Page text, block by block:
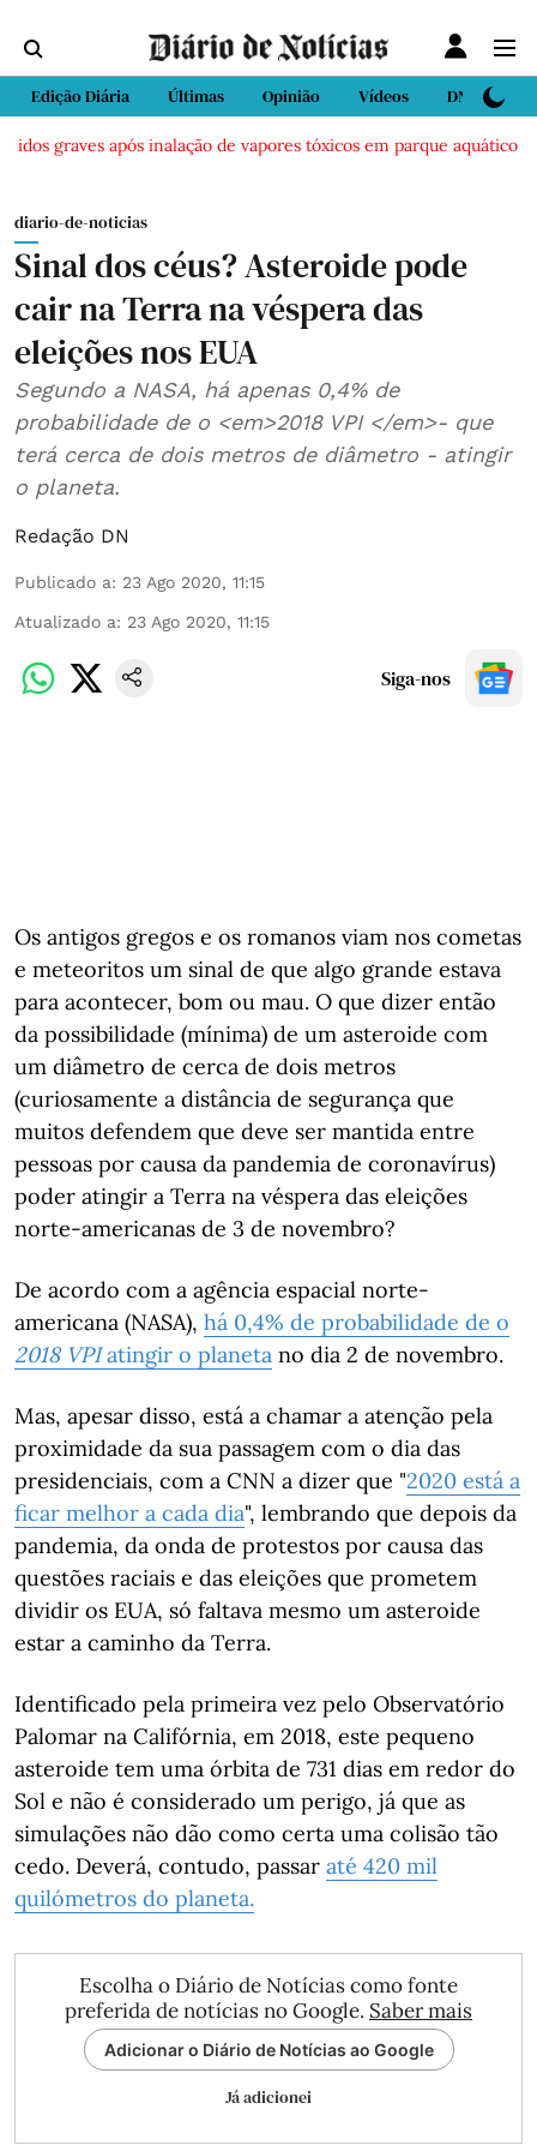
Edição Diária Últimas Opinião Vídeos DN Sport
graves após inalação de vapores tóxicos em parque aquático
diario-de-noticias
Sinal dos céus? Asteroide pode
cair na Terra na véspera das
eleições nos EUA
Segundo a NASA, há apenas 0,4% de
probabilidade de o <em>2018 VPI </em>- que
terá cerca de dois metros de diâmetro - atingir
o planeta.
Redação DN
Publicado a: 23 Ago 2020, 11:15
Atualizado a: 23 Ago 2020, 11:15
Siga-nos
Os antigos gregos e os romanos viam nos cometas
e meteoritos um sinal de que algo grande estava
para acontecer, bom ou mau. O que dizer então
da possibilidade (mínima) de um asteroide com
um diâmetro de cerca de dois metros
(curiosamente a distância de segurança que
muitos defendem que deve ser mantida entre
pessoas por causa da pandemia de coronavírus)
poder atingir a Terra na véspera das eleições
norte-americanas de 3 de novembro?
De acordo com a agência espacial norte-
americana (NASA), há 0,4% de probabilidade de o
2018 VPIatingir o planeta no dia 2 de novembro.
Mas, apesar disso, está a chamar a atenção pela
proximidade da sua passagem com o dia das
presidenciais, com a CNN a dizer que "2020 está a
ficar melhor a cada dia", lembrando que depois da
pandemia, da onda de protestos por causa das
questões raciais e das eleições que prometem
dividir os EUA, só faltava mesmo um asteroide
estar a caminho da Terra.
Identificado pela primeira vez pelo Observatório
Palomar na Califórnia, em 2018, este pequeno
asteroide tem uma órbita de 731 dias em redor do
Sol e não é considerado um perigo, já que as
simulações não dão como certa uma colisão tão
cedo. Deverá, contudo, passar até 420 mil
quilómetros do planeta.
Escolha o Diário de Notícias como fonte
preferida de notícias no Google. Saber mais
Adicionar o Diário de Notícias ao Google
Já adicionei